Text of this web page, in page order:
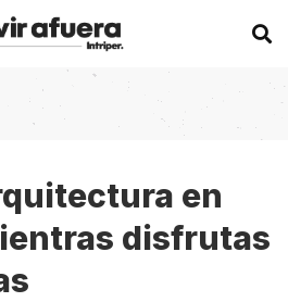
el extranjero
en
disfrutas